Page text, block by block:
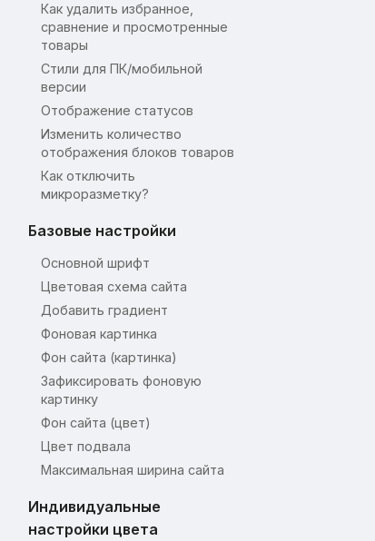
Как удалить избранное,
сравнение и просмотренные
товары
Стили для ПК/мобильной
версии
Отображение статусов
Изменить количество
отображения блоков товаров
Как отключить
микроразметку?
Базовые настройки
Основной шрифт
Цветовая схема сайта
Добавить градиент
Фоновая картинка
Фон сайта (картинка)
Зафиксировать фоновую
картинку
Фон сайта (цвет)
Цвет подвала
Максимальная ширина сайта
Индивидуальные
настройки цвета